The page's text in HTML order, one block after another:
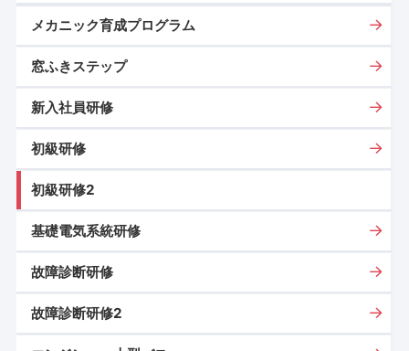
メカニック育成プログラム
窓ふきステップ
新入社員研修
初級研修
初級研修2
基礎電気系統研修
故障診断研修
故障診断研修2